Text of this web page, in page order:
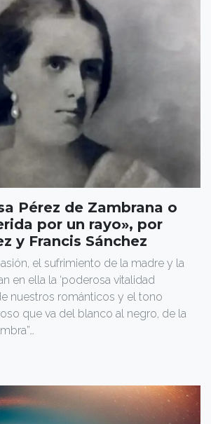
Pérez de Zambrana o
por un rayo», por
y Francis Sánchez
el sufrimiento de la madre y la
en ella la ‘poderosa vitalidad
nuestros románticos y el tono
que va del blanco al negro, de la